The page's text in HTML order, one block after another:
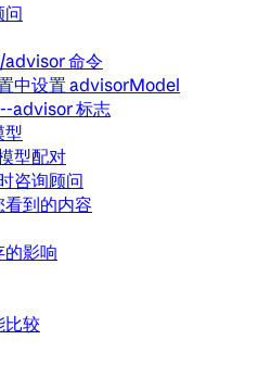
问
advisor 命令
中设置 advisorModel
advisor 标志
型
型配对
咨询顾问
到的内容
的影响
比较